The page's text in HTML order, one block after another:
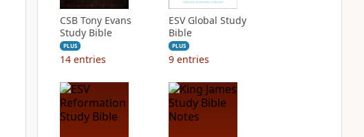
CSB Tony Evans
Study Bible
PLUS
14 entries
ESV Global Study
Bible
PLUS
9 entries